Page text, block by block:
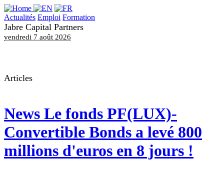
Actualités Emploi Formation
Jabre Capital Partners
vendredi 7 août 2026
Articles
News Le fonds PF(LUX)-
Convertible Bonds a levé 800
millions d'euros en 8 jours !